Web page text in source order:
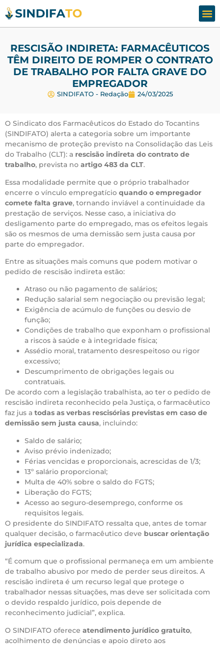
RESCISÃO INDIRETA: FARMACÊUTICOS
TÊM DIREITO DE ROMPER O CONTRATO
DE TRABALHO POR FALTA GRAVE DO
EMPREGADOR
SINDIFATO - Redação 24/03/2025
O Sindicato dos Farmacêuticos do Estado do Tocantins
(SINDIFATO) alerta a categoria sobre um importante
mecanismo de proteção previsto na Consolidação das Leis
do Trabalho (CLT): a rescisão indireta do contrato de
trabalho, prevista no artigo 483 da CLT.
Essa modalidade permite que o próprio trabalhador
encerre o vínculo empregatício quando o empregador
comete falta grave, tornando inviável a continuidade da
prestação de serviços. Nesse caso, a iniciativa do
desligamento parte do empregado, mas os efeitos legais
são os mesmos de uma demissão sem justa causa por
parte do empregador.
Entre as situações mais comuns que podem motivar o
pedido de rescisão indireta estão:
Atraso ou não pagamento de salários;
Redução salarial sem negociação ou previsão legal;
Exigência de acúmulo de funções ou desvio de
função;
Condições de trabalho que exponham o profissional
a riscos à saúde e à integridade física;
Assédio moral, tratamento desrespeitoso ou rigor
excessivo;
Descumprimento de obrigações legais ou
contratuais.
De acordo com a legislação trabalhista, ao ter o pedido de
rescisão indireta reconhecido pela Justiça, o farmacêutico
faz jus a todas as verbas rescisórias previstas em caso de
demissão sem justa causa, incluindo:
Saldo de salário;
Aviso prévio indenizado;
Férias vencidas e proporcionais, acrescidas de 1/3;
13º salário proporcional;
Multa de 40% sobre o saldo do FGTS;
Liberação do FGTS;
Acesso ao seguro-desemprego, conforme os
requisitos legais.
O presidente do SINDIFATO ressalta que, antes de tomar
qualquer decisão, o farmacêutico deve buscar orientação
jurídica especializada.
“É comum que o profissional permaneça em um ambiente
de trabalho abusivo por medo de perder seus direitos. A
rescisão indireta é um recurso legal que protege o
trabalhador nessas situações, mas deve ser solicitada com
o devido respaldo jurídico, pois depende de
reconhecimento judicial”, explica.
O SINDIFATO oferece atendimento jurídico gratuito,
acolhimento de denúncias e apoio direto aos